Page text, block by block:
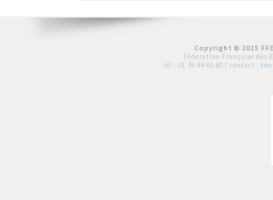
Copyright © 2015
Fédération Française des
tél : 01 39 44 65 80 | contact :